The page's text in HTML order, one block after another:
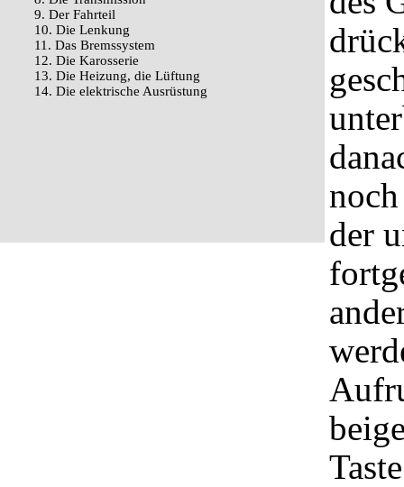
9. Der Fahrteil
10. Die Lenkung
11. Das Bremssystem
12. Die Karosserie
13. Die Heizung, die Lüftung
14. Die elektrische Ausrüstung
der